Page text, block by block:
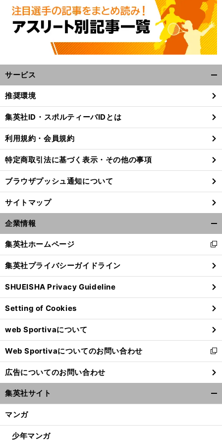
サービス
閉
る
推奨環境
集英社ID・スポルティーバIDとは
利用規約・会員規約
特定商取引法に基づく表示・その他の事項
ブラウザプッシュ通知について
サイトマップ
企業情報
閉
る
集英社ホームページ
新
し
い
ウ
ィ
ン
ド
ウ
で
開
く
集英社プライバシーガイドライン
SHUEISHA Privacy Guideline
Setting of Cookies
web Sportivaについて
Web Sportivaについてのお問い合わせ
新
し
い
ウ
ィ
ン
ウ
広告についてのお問い合わせ
集英社サイト
マンガ
少年マンガ